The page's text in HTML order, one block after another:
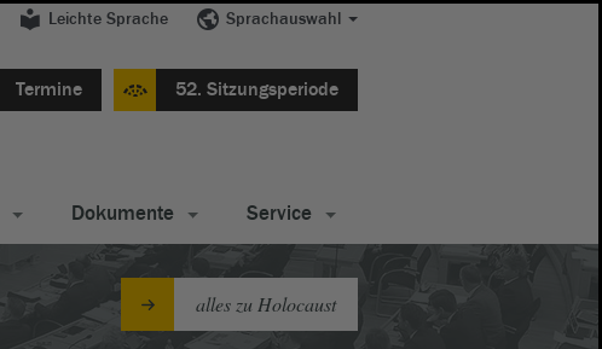
Leichte Sprache Sprachauswahl
Termine 52. Sitzungsperiode
Dokumente Service
alles zu Holocaust